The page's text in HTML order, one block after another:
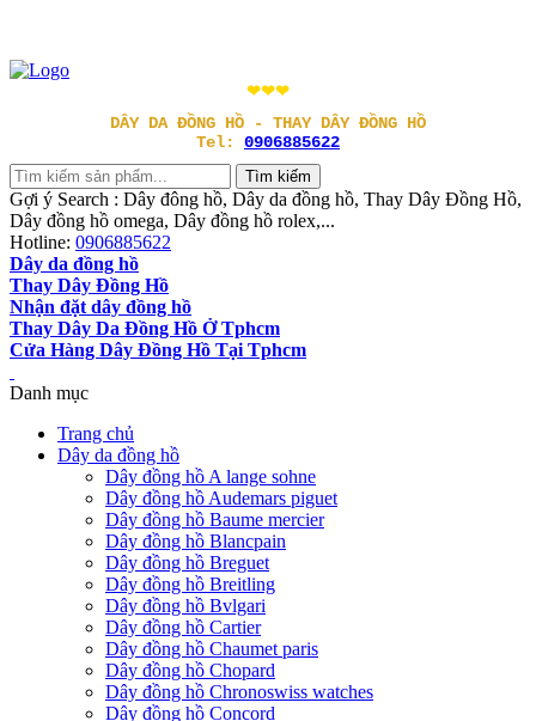
❤❤❤
DÂY DA ĐỒNG HỒ - THAY DÂY ĐỒNG HỒ
Tel: 0906885622
Gợi ý Search : Dây đông hồ, Dây da đồng hồ, Thay Dây Đồng Hồ,
Dây đồng hồ omega, Dây đồng hồ rolex,...
Hotline: 0906885622
Dây da đồng hồ
Thay Dây Đồng Hồ
Nhận đặt dây đồng hồ
Thay Dây Da Đồng Hồ Ở Tphcm
Cửa Hàng Dây Đồng Hồ Tại Tphcm
Danh mục
Trang chủ
Dây da đồng hồ
Dây đồng hồ A lange sohne
Dây đồng hồ Audemars piguet
Dây đồng hồ Baume mercier
Dây đồng hồ Blancpain
Dây đồng hồ Breguet
Dây đồng hồ Breitling
Dây đồng hồ Bvlgari
Dây đồng hồ Cartier
Dây đồng hồ Chaumet paris
Dây đồng hồ Chopard
Dây đồng hồ Chronoswiss watches
Dây đồng hồ Concord